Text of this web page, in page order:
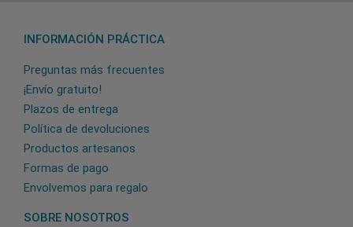
INFORMACIÓN PRÁCTICA
Preguntas más frecuentes
¡Envío gratuito!
Plazos de entrega
Política de devoluciones
Productos artesanos
Formas de pago
Envolvemos para regalo
SOBRE NOSOTROS